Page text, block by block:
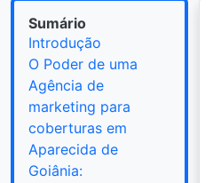
Sumário
Introdução
O Poder de uma
Agência de
marketing para
coberturas em
Aparecida de
Goiânia: